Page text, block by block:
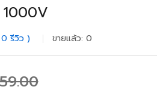
0 รีวิว ขายแล้ว: 0